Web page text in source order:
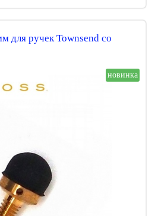
для ручек Townsend со
новинка